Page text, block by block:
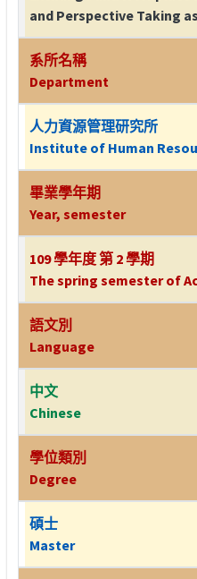
and Perspective Taking
系所名稱
Department
人力資源管理研究所
Institute of Human
畢業學年期
Year, semester
109 學年度 第 2 學期
The spring semester of
語文別
Language
中文
Chinese
學位類別
Degree
碩士
Master